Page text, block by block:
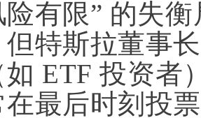
有限” 的失
特斯拉董事长
ETF 投资者
最后时刻投